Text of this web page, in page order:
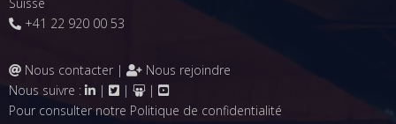
+41 22 920 00 53
Nous contacter |
Nous rejoindre
Nous suivre :
| |
|
Pour consulter notre Politique de confidentialité